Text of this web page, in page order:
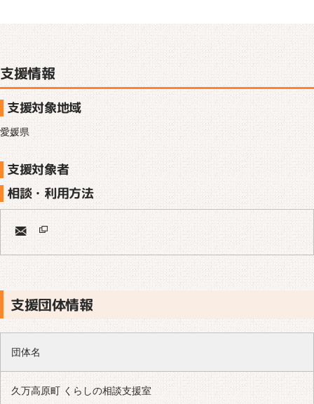
支援情報
支援対象地域
愛媛県
支援対象者
相談・利用方法
支援団体情報
団体名
久万高原町 くらしの相談支援室